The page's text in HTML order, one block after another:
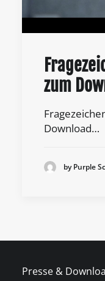
zum
Download…
by Purple
Presse &